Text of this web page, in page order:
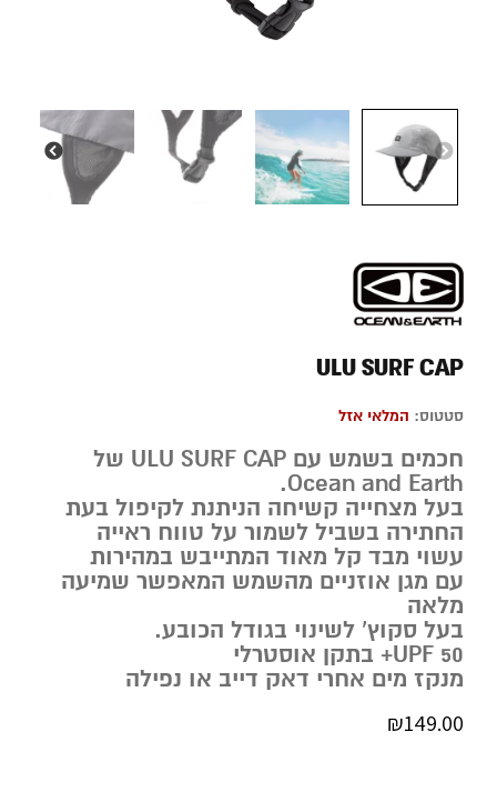
ULU SURF CAP
סטטוס: המלאי אזל
חכמים בשמש עם ULU SURF CAP של
Ocean and Earth.
בעל מצחייה קשיחה הניתנת לקיפול בעת
החתירה בשביל לשמור על טווח ראייה
עשוי מבד קל מאוד המתייבש במהירות
עם מגן אוזניים מהשמש המאפשר שמיעה
מלאה
בעל סקוץ’ לשינוי בגודל הכובע.
UPF 50+ בתקן אוסטרלי
מנקז מים אחרי דאק דייב או נפילה
₪149.00